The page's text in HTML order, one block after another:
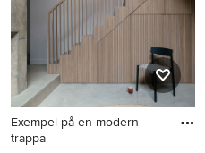
Exempel på en modern
trappa